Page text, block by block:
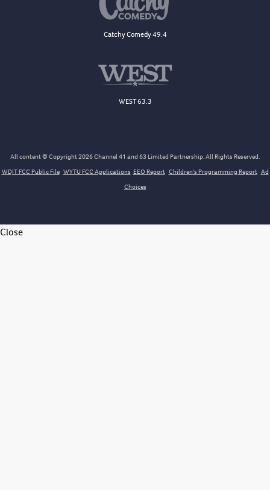
Catchy Comedy 49.4
WEST 63.3
All content © Copyright 2026 Channel 41 and 63 Limited Partnership. All Rights Reserved.
WDJT FCC Public File WYTU FCC Applications EEO Report Children's Programming Report Ad
Choices
Close